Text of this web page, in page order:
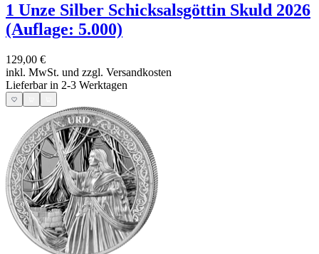
1 Unze Silber Schicksalsgöttin Skuld 2026
(Auflage: 5.000)
129,00 €
inkl. MwSt. und zzgl. Versandkosten
Lieferbar in 2-3 Werktagen